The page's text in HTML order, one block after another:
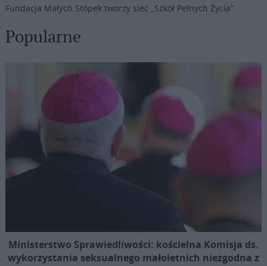
Fundacja Małych Stópek tworzy sieć „Szkół Pełnych Życia”
Popularne
Ministerstwo Sprawiedliwości: kościelna Komisja ds.
wykorzystania seksualnego małoletnich niezgodna z